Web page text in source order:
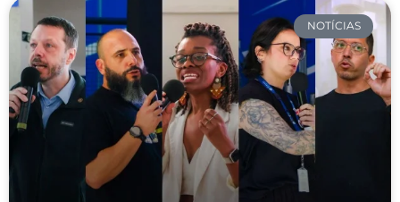
NOTÍCIAS